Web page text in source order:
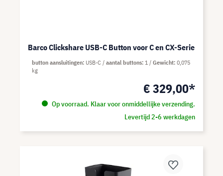
Barco Clickshare USB-C Button voor C en CX-Serie
€ 329,00*
Op voorraad. Klaar voor onmiddellijke verzending.
Levertijd 2-6 werkdagen
button aansluitingen USB-C aantal buttons 1 Gewicht 0,075
kg